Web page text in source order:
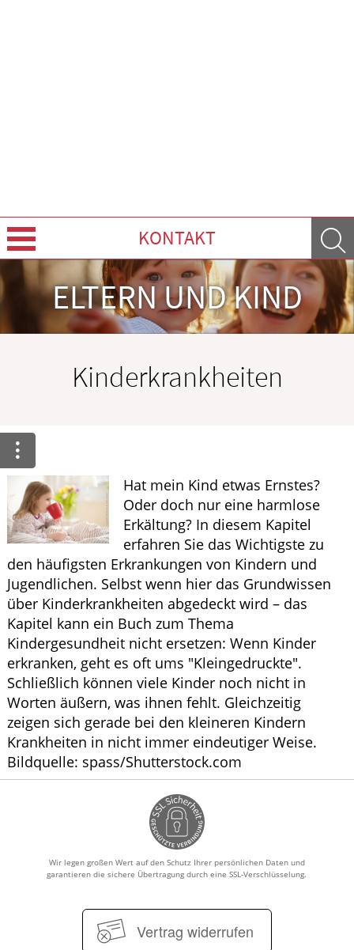
KONTAKT
Leistungen
Ratgeber
Krankheiten & Therapie
GESUND IM ALTER
ELTERN UND KIND
Kinderkrankheiten
Hat mein Kind etwas Ernstes?
Oder doch nur eine harmlose
Erkältung? In diesem Kapitel
erfahren Sie das Wichtigste zu
den häufigsten Erkrankungen von Kindern und
Jugendlichen. Selbst wenn hier das Grundwissen
über Kinderkrankheiten abgedeckt wird – das
Kapitel kann ein Buch zum Thema
Kindergesundheit nicht ersetzen: Wenn Kinder
erkranken, geht es oft ums "Kleingedruckte".
Schließlich können viele Kinder noch nicht in
Worten äußern, was ihnen fehlt. Gleichzeitig
zeigen sich gerade bei den kleineren Kindern
Krankheiten in nicht immer eindeutiger Weise.
Bildquelle: spass/Shutterstock.com
Wir legen großen Wert auf den Schutz Ihrer persönlichen Daten und
garantieren die sichere Übertragung durch eine SSL-Verschlüsselung.
Vertrag widerrufen